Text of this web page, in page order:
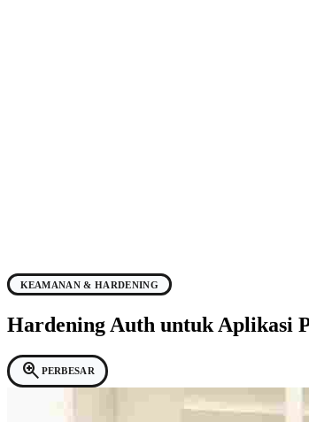
KEAMANAN & HARDENING
Hardening Auth untuk Aplikasi
zoom_in PERBESAR